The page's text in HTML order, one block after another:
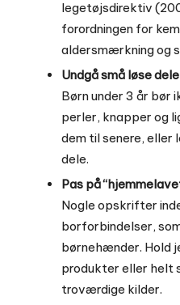
legetøjsdirektiv
forordningen for
aldersmærkning og
Undgå små løse
Børn under 3 år bør
perler, knapper og
dem til senere,
dele.
Pas på
Nogle opskrifter
borforbindelser,
børnehænder. Hold
produkter eller helt
troværdige kilder.